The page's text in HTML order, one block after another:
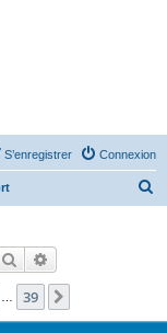
Connexion
S’enregistrer
Rechercher
39